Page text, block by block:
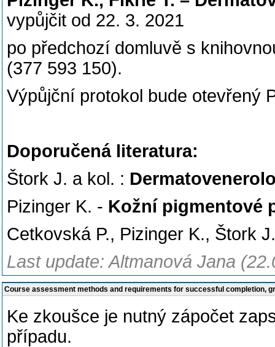
vypůjčit od 22. 3. 2021
po předchozí domluvě s
(377 593 150).
Výpůjční protokol bude otevřený
Doporučená literatura:
Štork J. a kol. :
Pizinger K. - Kožní pigmentové
Cetkovská P., Pizinger K., Štork
Last update: Altmanová Jana
Course assessment methods and requirements for successful completion,
Ke zkoušce je nutný zápočet
případu.